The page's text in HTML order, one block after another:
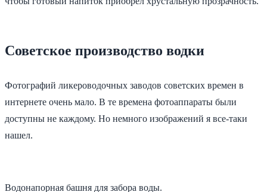
Советское производство водки
Фотографий ликероводочных заводов советских времен в
интернете очень мало. В те времена фотоаппараты были
доступны не каждому. Но немного изображений я все-таки
нашел.
Водонапорная башня для забора воды.